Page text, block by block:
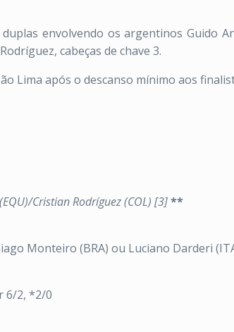
envolvendo os argentinos Guido
cabeças de chave 3.
Lima após o descanso mínimo aos
Cristian Rodríguez (COL) [3]**
Monteiro (BRA) ou Luciano Darderi
6/2, *2/0